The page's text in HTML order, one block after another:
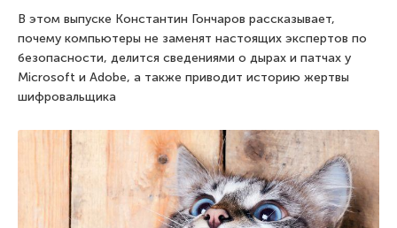
В этом выпуске Константин Гончаров рассказывает,
почему компьютеры не заменят настоящих экспертов по
безопасности, делится сведениями о дырах и патчах у
Microsoft и Adobe, а также приводит историю жертвы
шифровальщика